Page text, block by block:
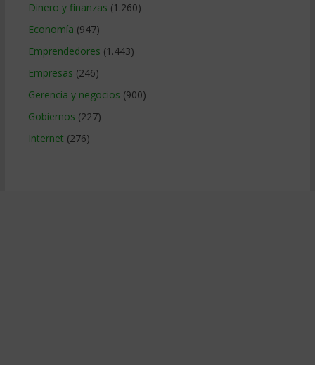
Dinero y finanzas (1.260)
Economía (947)
Emprendedores (1.443)
Empresas (246)
Gerencia y negocios (900)
Gobiernos (227)
Internet (276)